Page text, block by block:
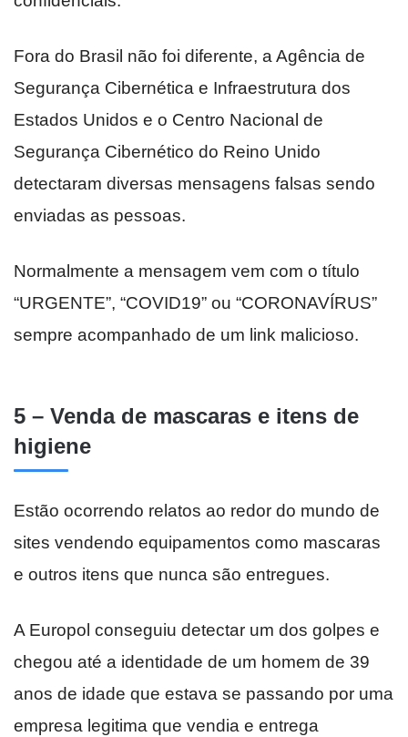
Fora do Brasil não foi diferente, a Agência de
Segurança Cibernética e Infraestrutura dos
Estados Unidos e o Centro Nacional de
Segurança Cibernético do Reino Unido
detectaram diversas mensagens falsas sendo
enviadas as pessoas.
Normalmente a mensagem vem com o título
“URGENTE”, “COVID19” ou “CORONAVÍRUS”
sempre acompanhado de um link malicioso.
5 – Venda de mascaras e itens de
higiene
Estão ocorrendo relatos ao redor do mundo de
sites vendendo equipamentos como mascaras
e outros itens que nunca são entregues.
A Europol conseguiu detectar um dos golpes e
chegou até a identidade de um homem de 39
anos de idade que estava se passando por uma
empresa legitima que vendia e entrega